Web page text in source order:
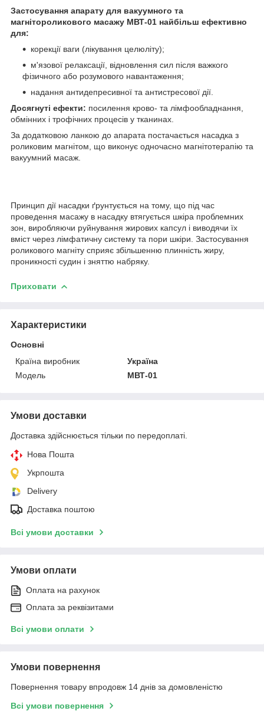
Застосування апарату для вакуумного та
магнітороликового масажу МВТ-01 найбільш ефективно
для:
корекції ваги (лікування целюліту);
м'язової релаксації, відновлення сил після важкого
фізичного або розумового навантаження;
надання антидепресивної та антистресової дії.
Досягнуті ефекти: посилення крово- та лімфообладнання,
обмінних і трофічних процесів у тканинах.
За додатковою ланкою до апарата постачається насадка з
роликовим магнітом, що виконує одночасно магнітотерапію та
вакуумний масаж.
Принцип дії насадки ґрунтується на тому, що під час
проведення масажу в насадку втягується шкіра проблемних
зон, виробляючи руйнування жирових капсул і виводячи їх
вміст через лімфатичну систему та пори шкіри. Застосування
роликового магніту сприяє збільшенню плинність жиру,
проникності судин і зняттю набряку.
Приховати
Характеристики
Основні
Країна виробник
Україна
Модель
МВТ-01
Умови доставки
Доставка здійснюється тільки по передоплаті.
Нова Пошта
Укрпошта
Delivery
Доставка поштою
Всі умови доставки
Умови оплати
Оплата на рахунок
Оплата за реквізитами
Всі умови оплати
Умови повернення
Повернення товару впродовж 14 днів за домовленістю
Всі умови повернення